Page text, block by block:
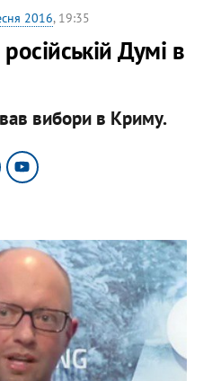
2016, 19:35
Думі в
вибори в Криму.